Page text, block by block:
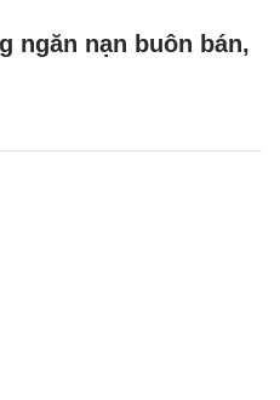
ngăn nạn buôn bán,